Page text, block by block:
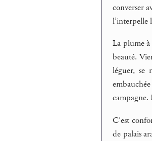
converser
l’interpelle
La plume à
beauté.
léguer, se
campagne.
C’est
de palais